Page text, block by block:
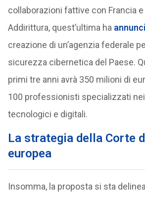
collaborazioni fattive con Francia e
Addirittura, quest’ultima ha
creazione di un’agenzia federale
sicurezza cibernetica del Paese.
primi tre anni avrà 350 milioni di
100 professionisti specializzati
tecnologici e digitali.
La strategia della Corte
europea
Insomma, la proposta si sta